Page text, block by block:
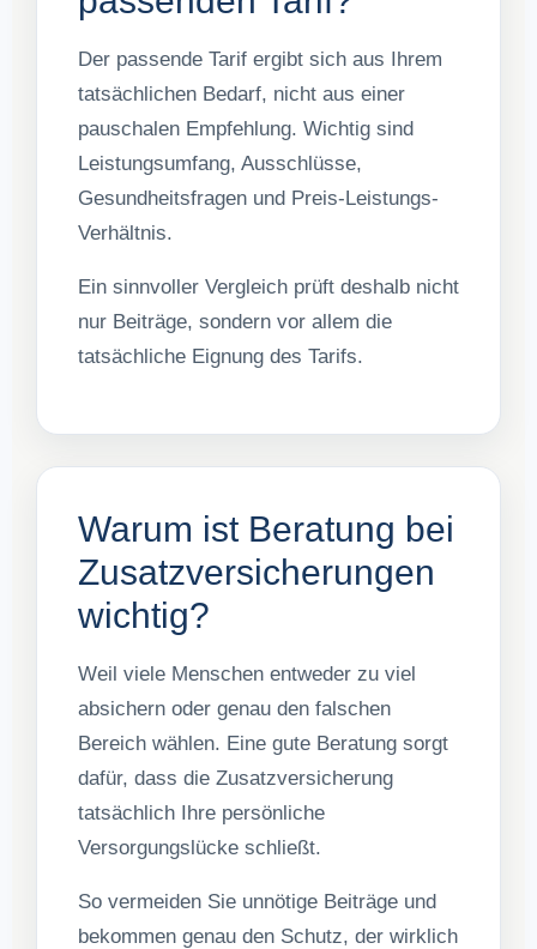
Der passende Tarif ergibt sich aus Ihrem
tatsächlichen Bedarf, nicht aus einer
pauschalen Empfehlung. Wichtig sind
Leistungsumfang, Ausschlüsse,
Gesundheitsfragen und Preis-Leistungs-
Verhältnis.
Ein sinnvoller Vergleich prüft deshalb nicht
nur Beiträge, sondern vor allem die
tatsächliche Eignung des Tarifs.
Warum ist Beratung bei
Zusatzversicherungen
wichtig?
Weil viele Menschen entweder zu viel
absichern oder genau den falschen
Bereich wählen. Eine gute Beratung sorgt
dafür, dass die Zusatzversicherung
tatsächlich Ihre persönliche
Versorgungslücke schließt.
So vermeiden Sie unnötige Beiträge und
bekommen genau den Schutz, der wirklich